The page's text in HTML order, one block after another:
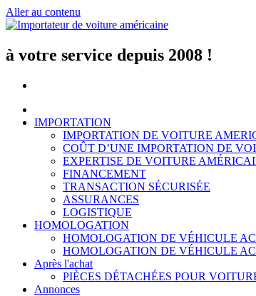
Aller au contenu
à votre service depuis 2008 !
IMPORTATION
IMPORTATION DE VOITURE
COÛT D’UNE IMPORTATION DE
EXPERTISE DE VOITURE
FINANCEMENT
TRANSACTION SÉCURISÉE
ASSURANCES
LOGISTIQUE
HOMOLOGATION
HOMOLOGATION DE VÉHICULE
HOMOLOGATION DE VÉHICULE
Après l'achat
PIÈCES DÉTACHÉES POUR
Annonces